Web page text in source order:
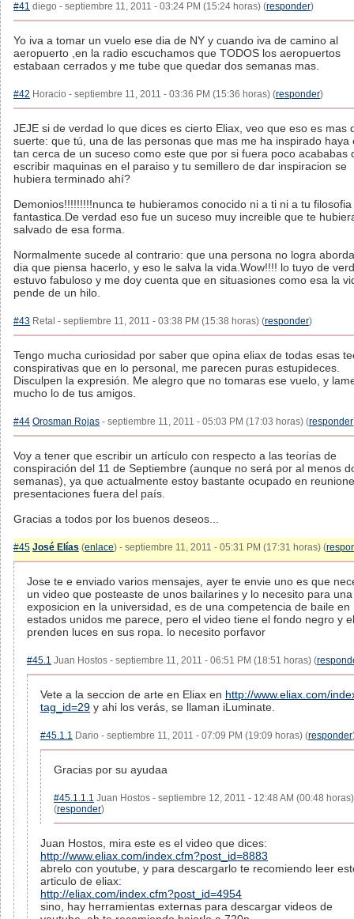
#41 diego - septiembre 11, 2011 - 03:24 PM (15:24 horas) (responder)
Yo iva a tomar un vuelo ese dia de NY y cuando iva de camino al
aeropuerto ,en la radio escuchamos que TODOS los aeropuertos
estabaan cerrados y me tube que quedar dos semanas mas.
#42 Horacio - septiembre 11, 2011 - 03:36 PM (15:36 horas) (responder)
JEJE si de verdad lo que dices es cierto Eliax, veo que eso es mas
suerte: que tú, una de las personas que mas me ha inspirado haya
tan cerca de un suceso como este que por si fuera poco acababas
escribir maquinas en el paraiso y tu semillero de dar inspiracion se
hubiera terminado ahí?
Demonios!!!!!!!!!nunca te hubieramos conocido ni a ti ni a tu
fantastica.De verdad eso fue un suceso muy increible que te
salvado de esa forma.
Normalmente sucede al contrario: que una persona no logra
dia que piensa hacerlo, y eso le salva la vida.Wow!!!! lo tuyo de
estuvo fabuloso y me doy cuenta que en situasiones como esa la
pende de un hilo.
#43 Retal - septiembre 11, 2011 - 03:38 PM (15:38 horas) (responder)
Tengo mucha curiosidad por saber que opina eliax de todas esas
conspirativas que en lo personal, me parecen puras estupideces.
Disculpen la expresión. Me alegro que no tomaras ese vuelo, y
mucho lo de tus amigos.
#44 Orosman Rojas - septiembre 11, 2011 - 05:03 PM (17:03 horas) (responder
Voy a tener que escribir un artículo con respecto a las teorías de
conspiración del 11 de Septiembre (aunque no será por al menos
semanas), ya que actualmente estoy bastante ocupado en
presentaciones fuera del país.
Gracias a todos por los buenos deseos...
#45 José Elías (enlace) - septiembre 11, 2011 - 05:31 PM (17:31 horas) (
Jose te e enviado varios mensajes, ayer te envie uno es que
un video que posteaste de unos bailarines y lo necesito para una
exposicion en la universidad, es de una competencia de baile en
estados unidos me parece, pero el video tiene el fondo negro y
prenden luces en sus ropa. lo necesito porfavor
#45.1 Juan Hostos - septiembre 11, 2011 - 06:51 PM (18:51 horas) (
Vete a la seccion de arte en Eliax en http://www.eliax.com/
tag_id=29 y ahi los verás, se llaman iLuminate.
#45.1.1 Dario - septiembre 11, 2011 - 07:09 PM (19:09 horas) (responder
Gracias por su ayudaa
#45.1.1.1 Juan Hostos - septiembre 12, 2011 - 12:48 AM (00:48 horas)
(responder)
Juan Hostos, mira este es el video que dices:
http://www.eliax.com/index.cfm?post_id=8883
abrelo con youtube, y para descargarlo te recomiendo leer
articulo de eliax:
http://eliax.com/index.cfm?post_id=4954
sino, hay herramientas externas para descargar videos de